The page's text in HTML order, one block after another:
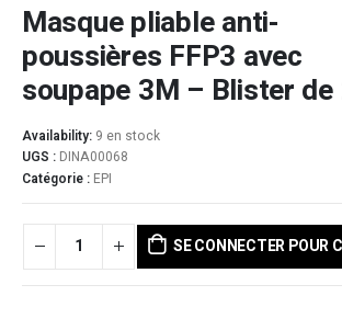
Masque pliable anti-
poussières FFP3 avec
soupape 3M – Blister de
Availability: 9 en stock
UGS : DINA00068
Catégorie : EPI
SE CONNECTER POUR